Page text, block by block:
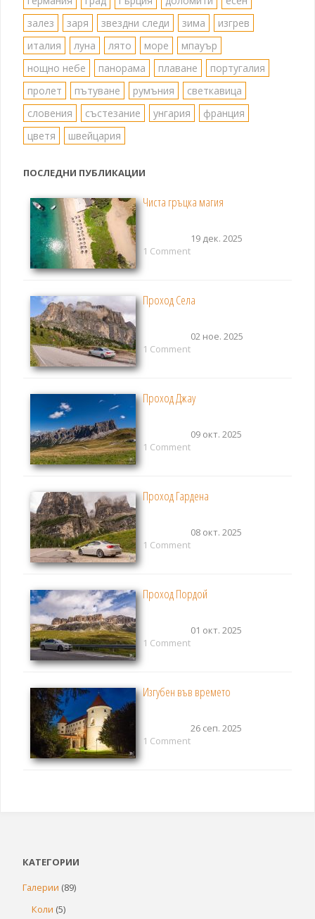
залез
заря звездни следи зима
изгрев
италия
луна лято море
мпауър
нощно небе
панорама плаване
португалия
пролет
пътуване румъния
светкавица
словения
състезание унгария
франция
цветя
швейцария
ПОСЛЕДНИ ПУБЛИКАЦИИ
Чиста гръцка магия
19 дек. 2025
1 Comment
Проход Села
02 ное. 2025
1 Comment
Проход Джау
09 окт. 2025
1 Comment
Проход Гардена
08 окт. 2025
1 Comment
Проход Пордой
01 окт. 2025
1 Comment
Изгубен във времето
26 сеп. 2025
1 Comment
КАТЕГОРИИ
Галерии (89)
Коли (5)